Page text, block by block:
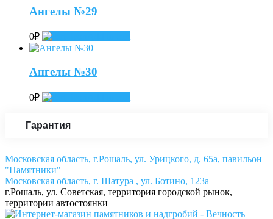
Ангелы №29
0₽
Ангелы №30
0₽
Гарантия
Московская область, г.Рошаль, ул. Урицкого, д. 65а, павильон
"Памятники"
Московская область, г. Шатура , ул. Ботино, 123а
г.Рошаль, ул. Советская, территория городской рынок,
территории автостоянки